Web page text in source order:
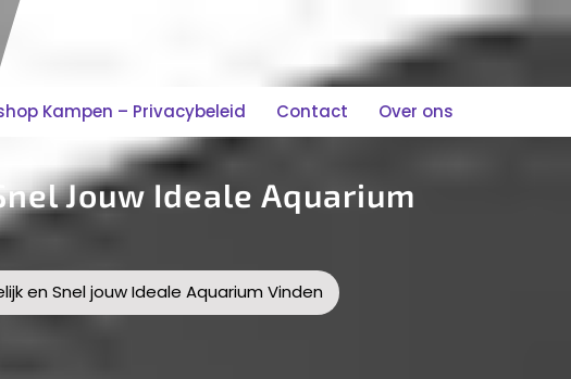
Kampen – Privacybeleid Contact Over ons
Jouw Ideale Aquarium
en Snel jouw Ideale Aquarium Vinden